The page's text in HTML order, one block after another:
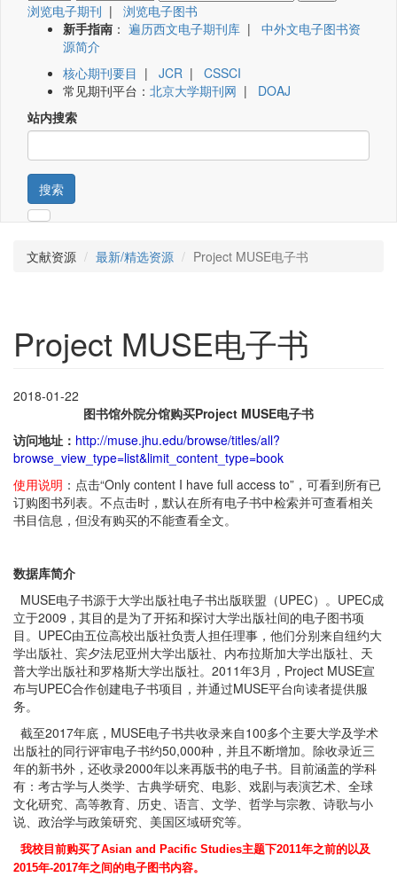
浏览电子期刊 | 浏览电子图书
新手指南 ： 遍历西文电子期刊库 | 中外文电子图书资
源简介
核心期刊要目 | JCR | CSSCI
常见期刊平台： 北京大学期刊网 | DOAJ
站内搜索
搜索
文献资源 最新/精选资源 Project MUSE电子书
Project MUSE电子书
2018-01-22
图书馆外院分馆购买Project MUSE电子书
访问地址： http://muse.jhu.edu/browse/titles/all?
browse_view_type=list&limit_content_type=book
使用说明 ：点击“Only content I have full access to”，可看到所有已
订购图书列表。不点击时，默认在所有电子书中检索并可查看相关
书目信息，但没有购买的不能查看全文。
数据库简介
MUSE电子书源于大学出版社电子书出版联盟（UPEC）。UPEC成
立于2009，其目的是为了开拓和探讨大学出版社间的电子图书项
目。UPEC由五位高校出版社负责人担任理事，他们分别来自纽约大
学出版社、宾夕法尼亚州大学出版社、内布拉斯加大学出版社、天
普大学出版社和罗格斯大学出版社。2011年3月，Project MUSE宣
布与UPEC合作创建电子书项目，并通过MUSE平台向读者提供服
务。
截至2017年底，MUSE电子书共收录来自100多个主要大学及学术
出版社的同行评审电子书约50,000种，并且不断增加。除收录近三
年的新书外，还收录2000年以来再版书的电子书。目前涵盖的学科
有：考古学与人类学、古典学研究、电影、戏剧与表演艺术、全球
文化研究、高等教育、历史、语言、文学、哲学与宗教、诗歌与小
说、政治学与政策研究、美国区域研究等。
我校目前购买了Asian and Pacific Studies主题下2011年之前的以及
2015年-2017年之间的电子图书内容。